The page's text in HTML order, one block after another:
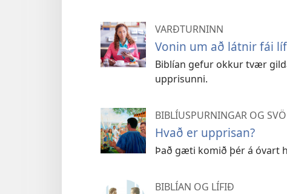
VARÐTURNINN
Vonin um að látnir fái
Biblían gefur okkur tvær
upprisunni.
BIBLÍUSPURNINGAR OG
Hvað er upprisan?
Það gæti komið þér á óvart
BIBLÍAN OG LÍFIÐ